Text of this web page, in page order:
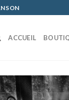
ACCUEIL